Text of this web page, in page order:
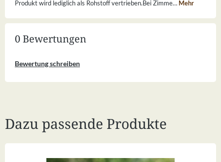
Produkt wird lediglich als Rohstoff vertrieben.Bei Zimme… Mehr
0 Bewertungen
Bewertung schreiben
Produktgalerie überspringen
Dazu passende Produkte